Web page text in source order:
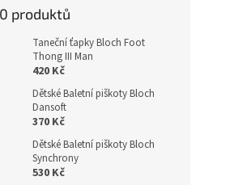
produktů
Taneční ťapky Bloch Foot
Thong III Man
420 Kč
Dětské Baletní piškoty Bloch
Dansoft
370 Kč
Dětské Baletní piškoty Bloch
Synchrony
530 Kč